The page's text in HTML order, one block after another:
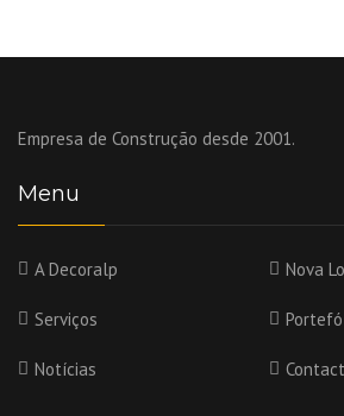
Empresa de Construção desde 2001.
Menu
A Decoralp Nova
Serviços
Notícias